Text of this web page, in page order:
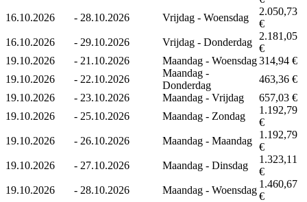
16.10.2026
- 28.10.2026 Vrijdag - Woensdag
2.050,73
€
16.10.2026
- 29.10.2026 Vrijdag - Donderdag
2.181,05
€
19.10.2026
- 21.10.2026 Maandag - Woensdag314,94 €
19.10.2026
- 22.10.2026
Maandag -
Donderdag
463,36 €
19.10.2026
- 23.10.2026 Maandag - Vrijdag
657,03 €
19.10.2026
- 25.10.2026 Maandag - Zondag
1.192,79
€
19.10.2026
- 26.10.2026 Maandag - Maandag
1.192,79
€
19.10.2026
- 27.10.2026 Maandag - Dinsdag
1.323,11
€
19.10.2026
- 28.10.2026 Maandag - Woensdag
1.460,67
€